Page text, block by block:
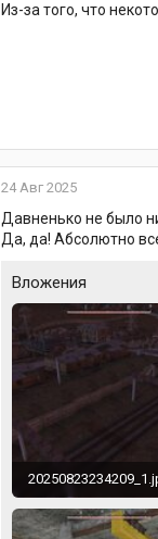
Из-за того, что
24 Авг 2025
Давненько не было
Да, да! Абсолютно
Вложения